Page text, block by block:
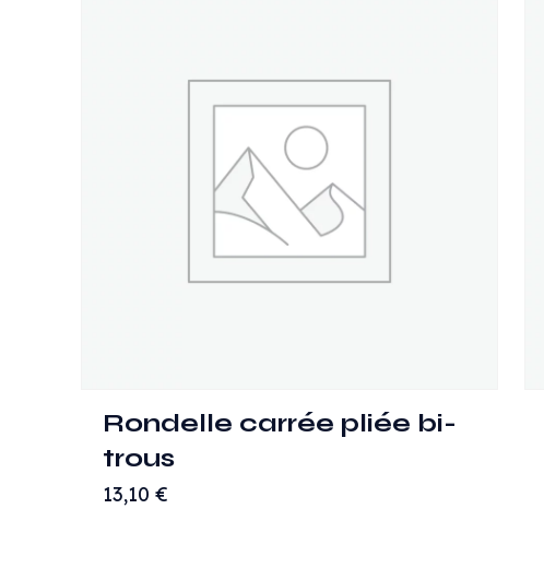
Rondelle carrée pliée bi-
trous
13,10€